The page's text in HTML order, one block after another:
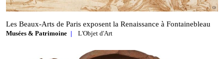
Les Beaux‑Arts de Paris exposent la Renaissance à Fontainebleau
Musées & Patrimoine L'Objet d'Art